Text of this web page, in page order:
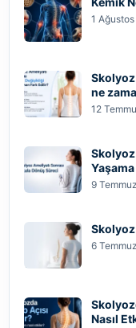
1
ne
12
Skolyoz
9
Skolyoz
6
Nasıl